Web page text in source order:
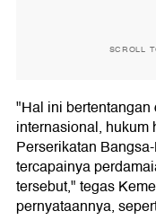
SCROLL
"Hal ini
internasional, hukum
Perserikatan
tercapainya
tersebut," tegas
pernyataannya,